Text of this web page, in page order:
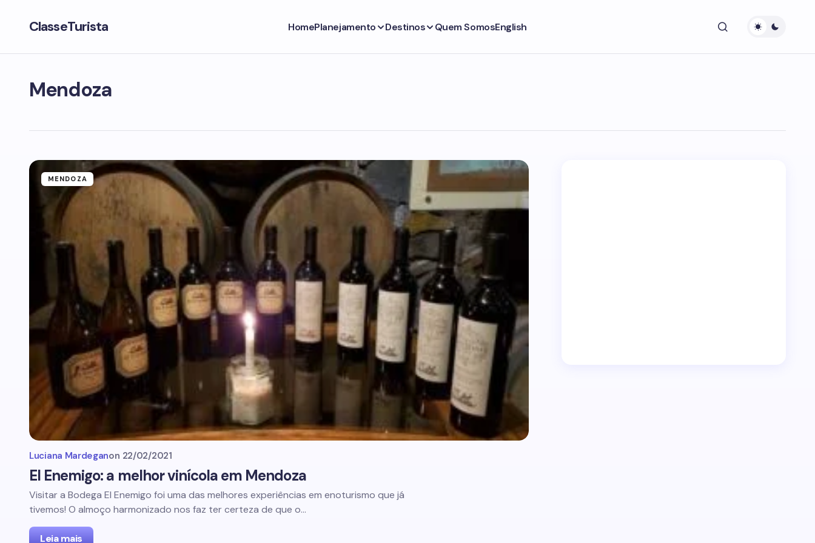
ClasseTurista HomePlanejamento Destinos Quem SomosEnglish
Mendoza
MENDOZA
Luciana Mardeganon 22/02/2021
El Enemigo: a melhor vinícola em Mendoza
Visitar a Bodega El Enemigo foi uma das melhores experiências em enoturismo que já
tivemos! O almoço harmonizado nos faz ter certeza de que o…
Leia mais